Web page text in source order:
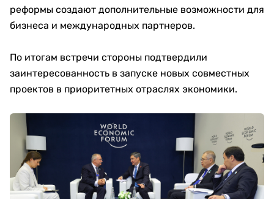
реформы создают дополнительные возможности для
бизнеса и международных партнеров.
По итогам встречи стороны подтвердили
заинтересованность в запуске новых совместных
проектов в приоритетных отраслях экономики.